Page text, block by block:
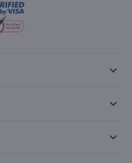
keyboard_arrow_down
keyboard_arrow_down
keyboard_arrow_down